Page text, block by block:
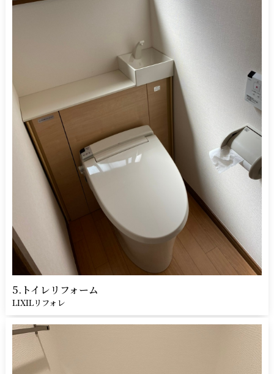
5.トイレリフォーム
LIXILリフォレ